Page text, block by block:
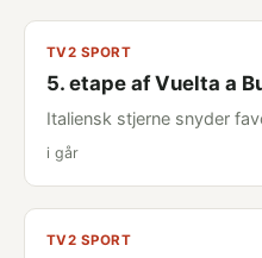
TV2 SPORT
5. etape af Vuelta a
Italiensk stjerne snyder
i går
TV2 SPORT